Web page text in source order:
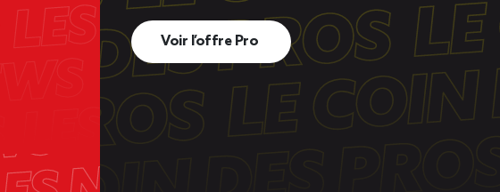
Voir l’offre Pro